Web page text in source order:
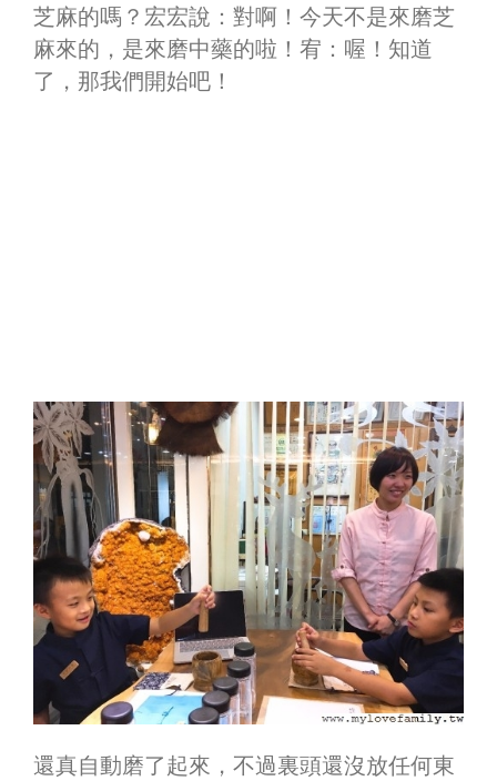
芝麻的嗎？宏宏說：對啊！今天不是來磨芝
麻來的，是來磨中藥的啦！宥：喔！知道
了，那我們開始吧！
還真自動磨了起來，不過裏頭還沒放任何東